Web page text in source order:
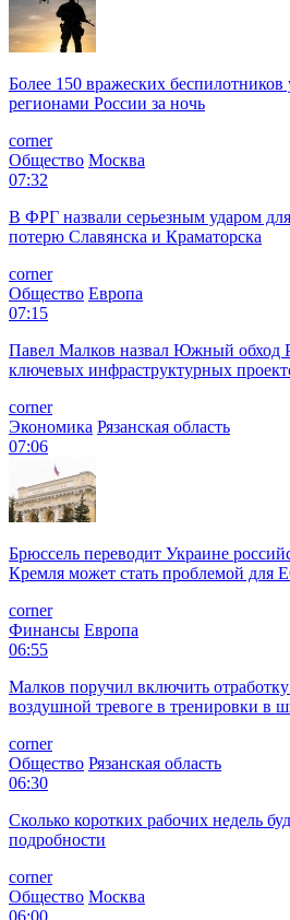
Более 150 вражеских
регионами России за ночь
corner
Общество Москва
07:32
В ФРГ назвали серьезным ударом
потерю Славянска и Краматорска
corner
Общество Европа
07:15
Павел Малков назвал Южный обход
ключевых инфраструктурных
corner
Экономика Рязанская область
07:06
Брюссель переводит Украине
Кремля может стать проблемой для
corner
Финансы Европа
06:55
Малков поручил включить
воздушной тревоге в тренировки в
corner
Общество Рязанская область
06:30
Сколько коротких рабочих недель
подробности
corner
Общество Москва
06:00